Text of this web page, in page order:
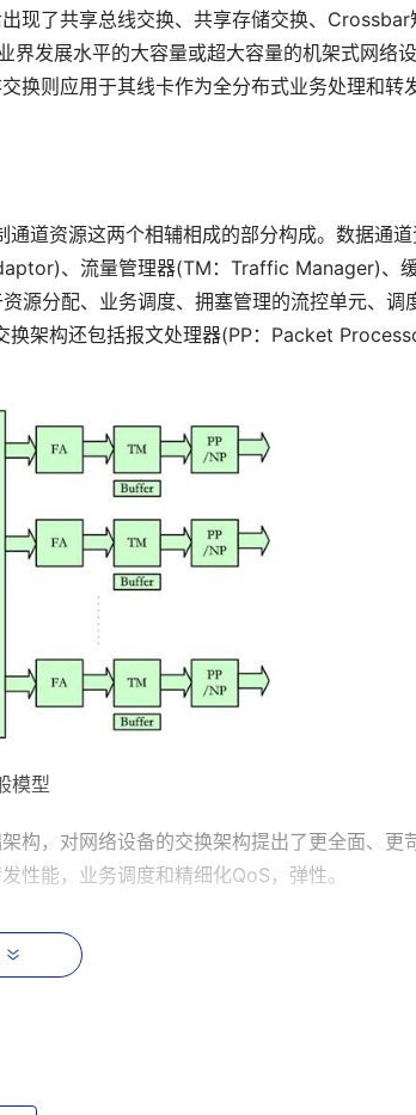
现了共享总线交换、共享存储交换、Crossbar
界发展水平的大容量或超大容量的机架式网络
换则应用于其线卡作为全分布式业务处理和转
道资源这两个相辅相成的部分构成。数据通道
、流量管理器(TM：Traffic Manager)、
源分配、业务调度、拥塞管理的流控单元、调
架构还包括报文处理器(PP：Packet
模型
构，对网络设备的交换架构提出了更全面、更
性能，业务调度和精细化QoS，弹性。
;支持CEE(Convergence Enhanced Ethernet)